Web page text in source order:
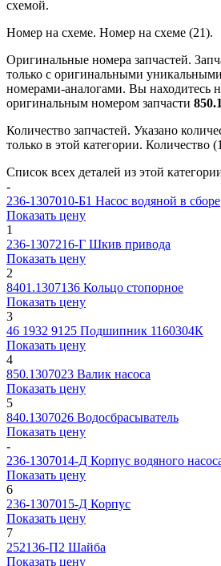
схемой.
Номер на схеме. Номер на схеме (21).
Оригинальные номера запчастей.
только с оригинальными
номерами-аналогами. Вы находитесь
оригинальным номером запчасти
Количество запчастей. Указано
только в этой категории. Количество
Список всех деталей из этой
-
236-1307010-Б1 Насос водяной в сборе
Показать цену
1
236-1307216-Г Шкив привода
Показать цену
2
8401.1307136 Кольцо стопорное
Показать цену
3
46 1932 9125 Подшипник 1160304К
Показать цену
4
850.1307023 Валик насоса
Показать цену
5
840.1307026 Водосбрасыватель
Показать цену
-
236-1307014-Д Корпус водяного
Показать цену
6
236-1307015-Д Корпус
Показать цену
7
252136-П2 Шайба
Показать цену